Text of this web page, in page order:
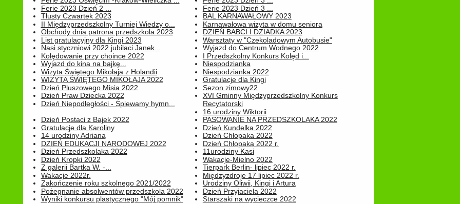
Ferie 2023 Dzień 2 ...
Ferie 2023 Dzień 3 ...
Tłusty Czwartek 2023
II Międzyprzedszkolny Turniej Wiedzy o...
BAL KARNAWAŁOWY 2023
Karnawałowa wizyta w domu seniora
Obchody dnia patrona przedszkola 2023
List gratulacyjny dla Kingi 2023
DZIEŃ BABCI I DZIADKA 2023
Warsztaty w "Czekoladowym Autobusie"
Nasi styczniowi 2022 jubilaci Janek...
Kolędowanie przy choince 2022
Wyjazd do Centrum Wodnego 2022
I Przedszkolny Konkurs Kolęd i...
Wyjazd do kina na bajkę...
Wizyta Świętego Mikołaja z Holandii
Niespodzianka
Niespodzianka 2022
WIZYTA ŚWIĘTEGO MIKOŁAJA 2022
Dzień Pluszowego Misia 2022
Gratulacje dla Kingi
Sezon zimowy22
Dzień Praw Dziecka 2022
Dzień Niepodległości - Śpiewamy hymn...
XVI Gminny Międzyprzedszkolny Konkurs
Recytatorski
16 urodziny Wiktorii
Dzień Postaci z Bajek 2022
Gratulacje dla Karoliny
PASOWANIE NA PRZEDSZKOLAKA 2022
Dzień Kundelka 2022
14 urodziny Adriana
DZIEŃ EDUKACJI NARODOWEJ 2022
Dzień Chłopaka 2022
Dzień Chłopaka 2022 r.
Dzień Przedszkolaka 2022
Dzień Kropki 2022
11urodziny Kasi
Wakacje-Mielno 2022
Z galerii Bartka W. -...
Wakacje 2022r.
Tierpark Berlin- lipiec 2022 r.
Międzyzdroje 17 lipiec 2022 r.
Zakończenie roku szkolnego 2021/2022
Pożegnanie absolwentów przedszkola 2022
Urodziny Oliwii, Kingi i Artura
Dzień Przyjaciela 2022
Wyniki konkursu plastycznego "Mój pomnik"
Starszaki na wycieczce 2022